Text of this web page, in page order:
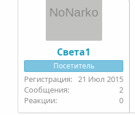
Света1
Посетитель
21 Июл 2015
2
0